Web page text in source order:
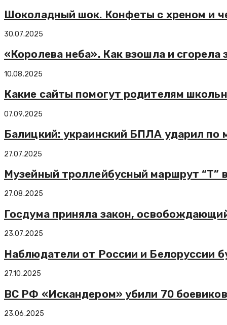
Шоколадный шок. Конфеты с хреном и
30.07.2025
«Королева неба». Как взошла и
10.08.2025
Какие сайты помогут родителям
07.09.2025
Балицкий: украинский БПЛА ударил
27.07.2025
Музейный троллейбусный маршрут “Т”
27.08.2025
Госдума приняла закон,
23.07.2025
Наблюдатели от России и Белоруссии
27.10.2025
ВС РФ «Искандером» убили 70
23.06.2025